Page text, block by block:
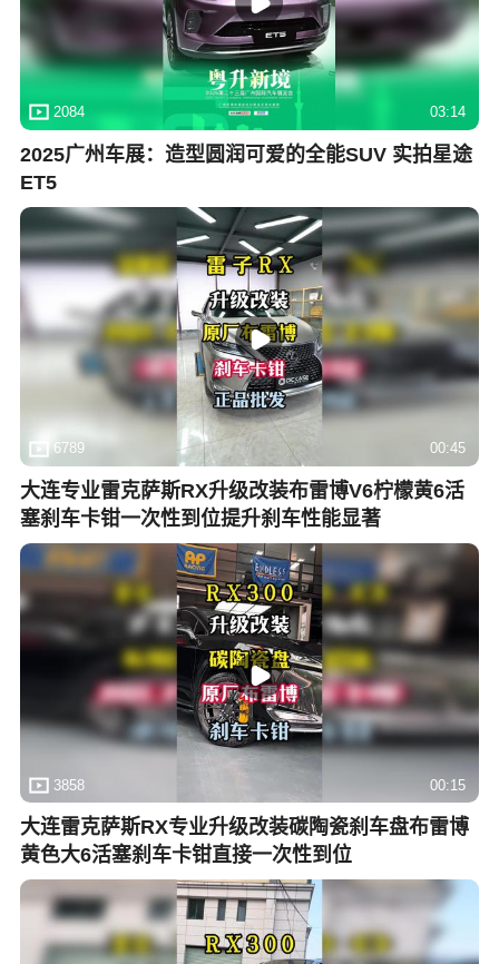
2084 03:14
2025广州车展：造型圆润可爱的全能SUV 实拍星途
ET5
6789 00:45
大连专业雷克萨斯RX升级改装布雷博V6柠檬黄6活
塞刹车卡钳一次性到位提升刹车性能显著
3858 00:15
大连雷克萨斯RX专业升级改装碳陶瓷刹车盘布雷博
黄色大6活塞刹车卡钳直接一次性到位